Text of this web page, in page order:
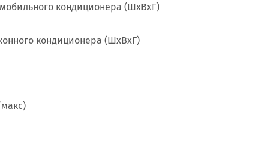
кондиционера (ШxВxГ)
кондиционера (ШxВxГ)